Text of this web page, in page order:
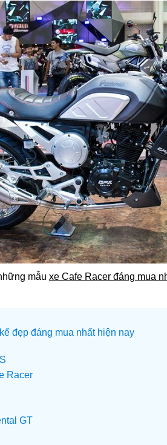
mẫu xe Cafe Racer đáng mua
đẹp đáng mua nhất hiện nay
Racer
GT